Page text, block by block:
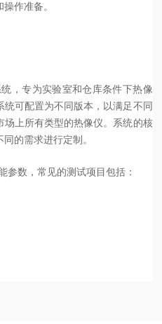
作准备。
，专为实验室和仓库条件下热像
可配置为不同版本，以满足不同
上所有类型的热像仪。系统的核
的需求进行定制。
参数，常见的测试项目包括：